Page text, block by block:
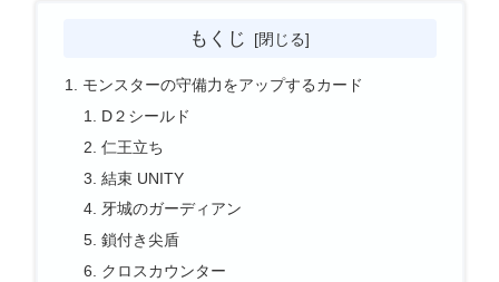
もくじ
モンスターの守備力をアップするカード
D２シールド
仁王立ち
結束 UNITY
牙城のガーディアン
鎖付き尖盾
クロスカウンター